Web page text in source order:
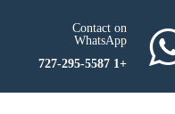
Contact on
WhatsApp
+1 727-295-5587